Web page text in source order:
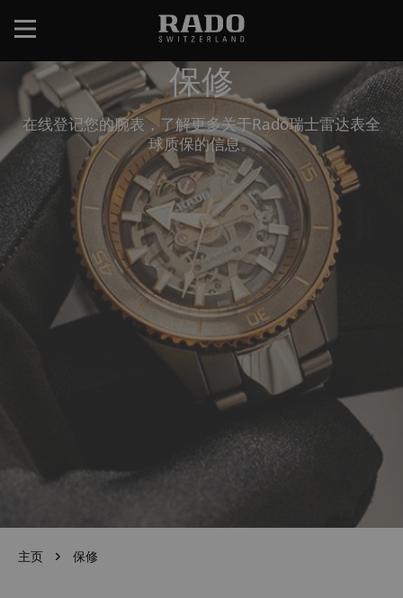
容
保修
在线登记您的腕表，了解更多关于Rado瑞士雷达表全
球质保的信息。
主页 保修